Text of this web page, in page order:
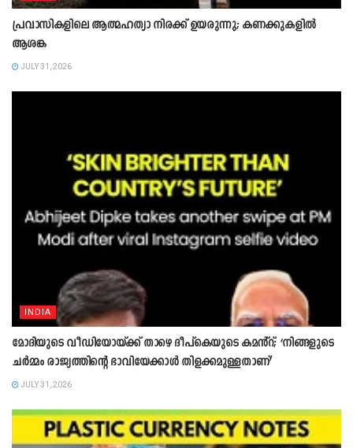
പ്രവാസികളിലെ ആത്മഹത്യാ നിരക്ക് ഉയരുന്നു; കണക്കുകളിൽ
ആശങ്ക
JULY 31, 2026
INDIA
മോദിയുടെ വീഡിയോയ്ക്ക് താഴെ ദീപ്കെയുടെ കമൻ്റ്; ‘നിങ്ങളുടെ
ചർമ്മം രാജ്യത്തിന്റെ ഭാവിയേക്കാൾ തിളക്കമുള്ളതാണ്’
JULY 31, 2026